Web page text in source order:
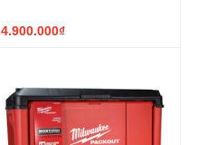
4.900.000₫